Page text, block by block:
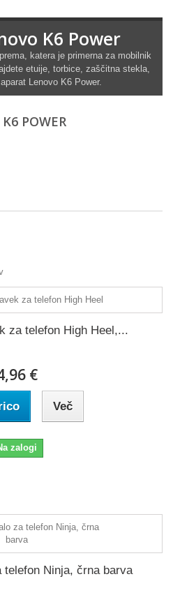
K6 Power
katera je primerna za mobilnik
etuije, torbice, zaščitna stekla,
Lenovo K6 Power.
POWER
za telefon High Heel,...
€
Več
zalogi
telefon Ninja, črna barva